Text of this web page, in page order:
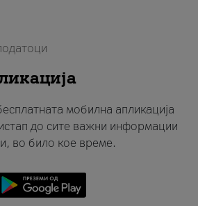
мобилна апликација
до сите важни информации
во било кое време.